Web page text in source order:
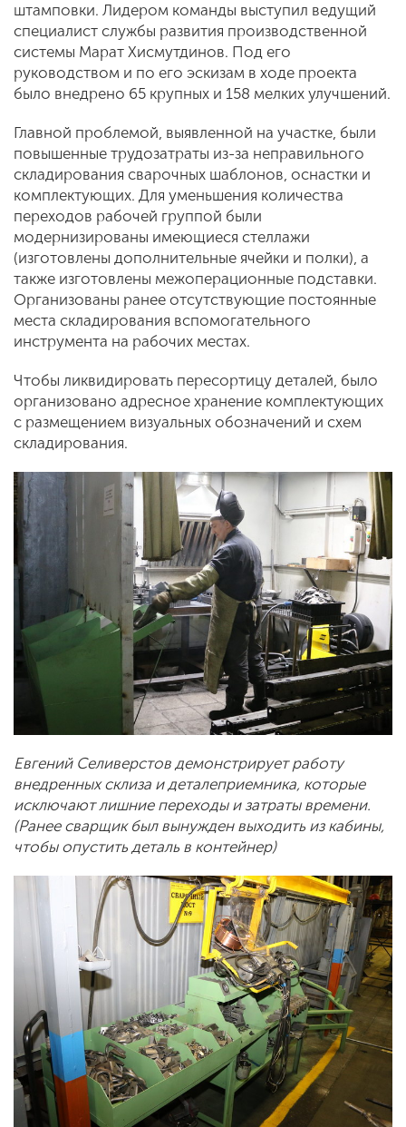
штамповки. Лидером команды выступил ведущий
специалист службы развития производственной
системы Марат Хисмутдинов. Под его
руководством и по его эскизам в ходе проекта
было внедрено 65 крупных и 158 мелких улучшений.
Главной проблемой, выявленной на участке, были
повышенные трудозатраты из-за неправильного
складирования сварочных шаблонов, оснастки и
комплектующих. Для уменьшения количества
переходов рабочей группой были
модернизированы имеющиеся стеллажи
(изготовлены дополнительные ячейки и полки), а
также изготовлены межоперационные подставки.
Организованы ранее отсутствующие постоянные
места складирования вспомогательного
инструмента на рабочих местах.
Чтобы ликвидировать пересортицу деталей, было
организовано адресное хранение комплектующих
с размещением визуальных обозначений и схем
складирования.
Евгений Селиверстов демонстрирует работу
внедренных склиза и деталеприемника, которые
исключают лишние переходы и затраты времени.
(Ранее сварщик был вынужден выходить из кабины,
чтобы опустить деталь в контейнер)